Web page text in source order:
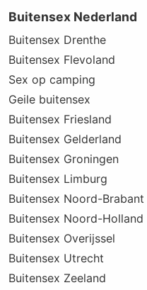
Buitensex Nederland
Buitensex Drenthe
Buitensex Flevoland
Sex op camping
Geile buitensex
Buitensex Friesland
Buitensex Gelderland
Buitensex Groningen
Buitensex Limburg
Buitensex Noord-Brabant
Buitensex Noord-Holland
Buitensex Overijssel
Buitensex Utrecht
Buitensex Zeeland